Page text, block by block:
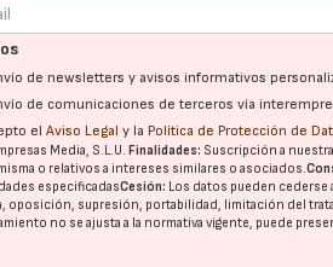
de newsletters y avisos informativos
de comunicaciones de terceros vía
elAviso Legal y la Política de Protección de
Media, S.L.U. Finalidades: Suscripción a
o relativos a intereses similares o asociados.
especificadasCesión: Los datos pueden cederse
oposición, supresión, portabilidad, limitación del
no se ajusta a la normativa vigente, puede